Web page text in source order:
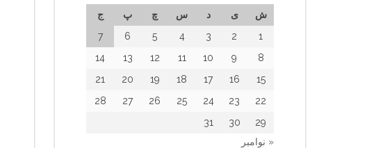
ش ی د س چ پ
ج
1
2
3
4
5
6
7
8
9
10
11
12
13
14
15
16
17
18
19
20
21
22
23
24
25
26
27
28
29
30
31
« نوامبر